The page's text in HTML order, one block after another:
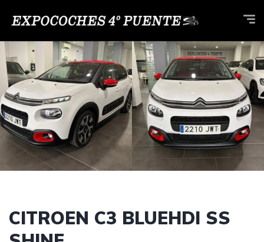
CITROEN C3 BLUEHDI SS